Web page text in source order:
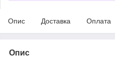
Опис Доставка Оплата
Опис